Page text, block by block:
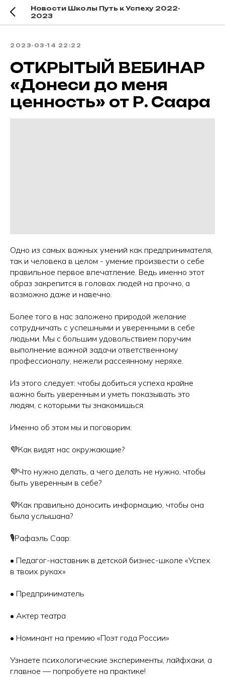
Новости Школы Путь к Успеху 2022-
2023
2023-03-14 22:22
ОТКРЫТЫЙ ВЕБИНАР
«Донеси до меня
ценность» от Р. Саара
Одно из самых важных умений как предпринимателя,
так и человека в целом - умение произвести о себе
правильное первое впечатление. Ведь именно этот
образ закрепится в головах людей на прочно, а
возможно даже и навечно.
Более того в нас заложено природой желание
сотрудничать с успешными и уверенными в себе
людьми. Мы с большим удовольствием поручим
выполнение важной задачи ответственному
профессионалу, нежели рассеянному неряхе.
Из этого следует: чтобы добиться успеха крайне
важно быть уверенным и уметь показывать это
людям, с которыми ты знакомишься.
Именно об этом мы и поговорим:
💜Как видят нас окружающие?
💜Что нужно делать, а чего делать не нужно, чтобы
быть уверенным в себе?
💜Как правильно доносить информацию, чтобы она
была услышана?
🎙️Рафаэль Саар:
• Педагог-наставник в детской бизнес-школе «Успех
в твоих руках»
• Предприниматель
• Актер театра
• Номинант на премию «Поэт года России»
Узнаете психологические эксперименты, лайфхаки, а
главное — попробуете на практике!